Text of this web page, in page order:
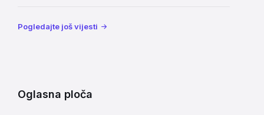
Pogledajte još vijesti
Oglasna ploča